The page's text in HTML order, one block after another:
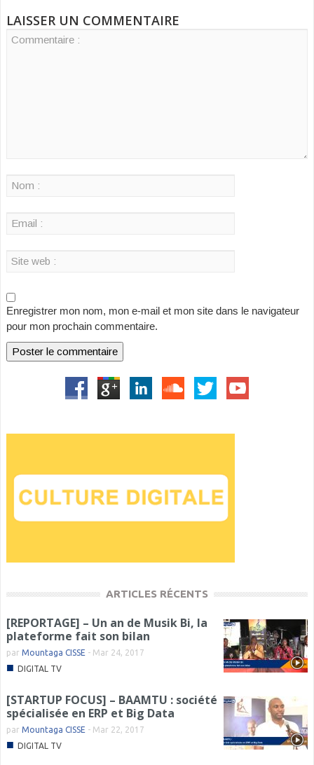
LAISSER UN COMMENTAIRE
Enregistrer mon nom, mon e-mail et mon site dans le navigateur
pour mon prochain commentaire.
ARTICLES RÉCENTS
[REPORTAGE] – Un an de Musik Bi, la
plateforme fait son bilan
par Mountaga CISSE - Mar 24, 2017
■ DIGITAL TV
[STARTUP FOCUS] – BAAMTU : société
spécialisée en ERP et Big Data
par Mountaga CISSE - Mar 22, 2017
■ DIGITAL TV